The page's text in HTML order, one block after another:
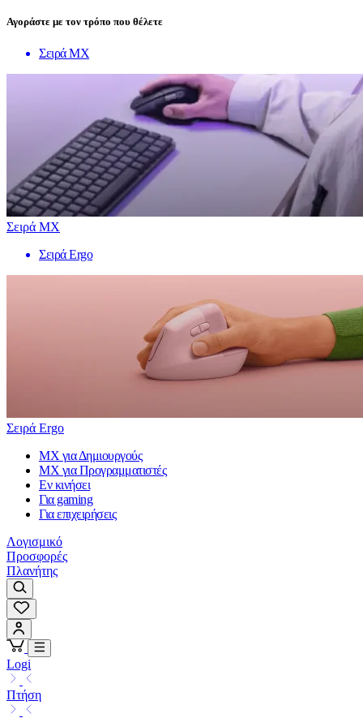
Αγοράστε με τον τρόπο που θέλετε
Σειρά MX
Σειρά MX
Σειρά Ergo
Σειρά Ergo
MX για Δημιουργούς
MX για Προγραμματιστές
Εν κινήσει
Για gaming
Για επιχειρήσεις
Λογισμικό
Προσφορές
Πλανήτης
Logi
Πτήση